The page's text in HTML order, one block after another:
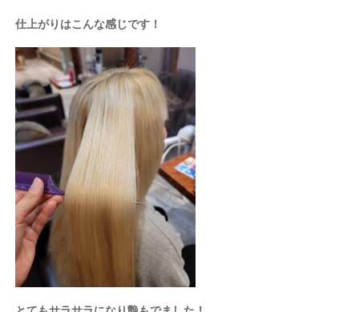
仕上がりはこんな感じです！